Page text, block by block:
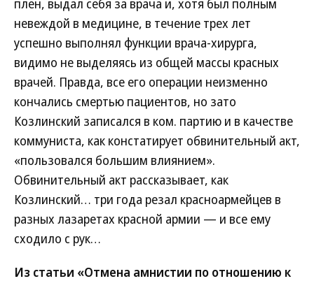
плен, выдал себя за врача и, хотя был полным
невеждой в медицине, в течение трех лет
успешно выполнял функции врача-хирурга,
видимо не выделяясь из общей массы красных
врачей. Правда, все его операции неизменно
кончались смертью пациентов, но зато
Козлинский записался в ком. партию и в качестве
коммуниста, как констатирует обвинительный акт,
«пользовался большим влиянием».
Обвинительный акт рассказывает, как
Козлинский… три года резал красноармейцев в
разных лазаретах красной армии — и все ему
сходило с рук…
Из статьи «Отмена амнистии по отношению к